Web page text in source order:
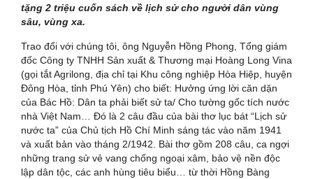
tặng 2 triệu cuốn sách về lịch sử cho người dân vùng
sâu, vùng xa.
Trao đổi với chúng tôi, ông Nguyễn Hồng Phong, Tổng giám
đốc Công ty TNHH Sản xuất & Thương mại Hoàng Long Vina
(gọi tắt Agrilong, địa chỉ tại Khu công nghiệp Hòa Hiệp, huyện
Đông Hòa, tỉnh Phú Yên) cho biết: Hưởng ứng lời căn dặn
của Bác Hồ: Dân ta phải biết sử ta/ Cho tường gốc tích nước
nhà Việt Nam… Đó là 2 câu đầu của bài thơ lục bát “Lịch sử
nước ta” của Chủ tịch Hồ Chí Minh sáng tác vào năm 1941
và xuất bản vào tháng 2/1942. Bài thơ gồm 208 câu, ca ngợi
những trang sử vẻ vang chống ngoại xâm, bảo vệ nền độc
lập dân tộc, các anh hùng tiêu biểu… từ thời Hồng Bàng